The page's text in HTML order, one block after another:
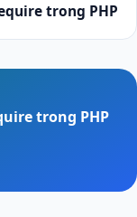
trong PHP
trong PHP